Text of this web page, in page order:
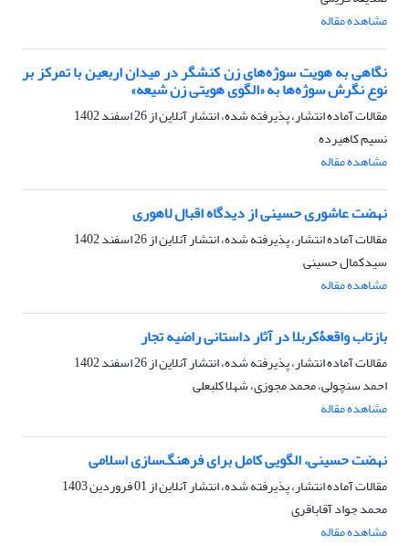
مشاهده مقاله
نگاهی به هویت سوژه‌های زن کنشگر در میدان اربعین با تمرکز بر
نوع نگرش سوژه‌ها به «الگوی هویتی زن شیعه»
مقالات آماده انتشار، پذیرفته شده، انتشار آنلاین از26 اسفند 1402
نسیم کاهیرده
مشاهده مقاله
نهضت عاشوری حسینی از دیدگاه اقبال لاهوری
مقالات آماده انتشار، پذیرفته شده، انتشار آنلاین از26 اسفند 1402
سیدکمال حسینی
مشاهده مقاله
بازتاب واقعۀکربلا در آثار داستانی راضیه تجار
مقالات آماده انتشار، پذیرفته شده، انتشار آنلاین از26 اسفند 1402
احمد سنچولی، محمد مجوزی، شهلا کلبعلی
مشاهده مقاله
نهضت حسینی، الگویی کامل برای فرهنگ‌سازی اسلامی
مقالات آماده انتشار، پذیرفته شده، انتشار آنلاین از01 فروردین 1403
محمد جواد آقاباقری
مشاهده مقاله